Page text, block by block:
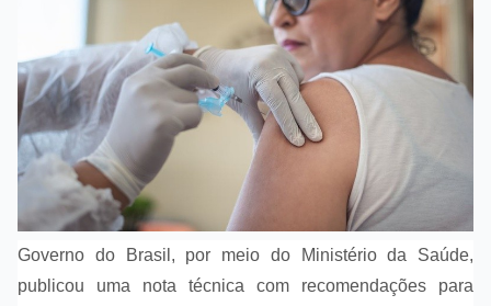
Governo do Brasil, por meio do Ministério da Saúde,
publicou uma nota técnica com recomendações para